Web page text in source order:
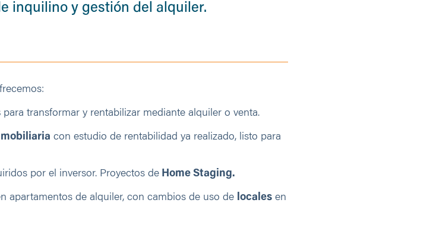
inquilino y gestión del alquiler.
para transformar y rentabilizar mediante alquiler o venta.
con estudio de rentabilidad ya realizado, listo para
por el inversor. Proyectos de Home Staging.
apartamentos de alquiler, con cambios de uso de locales en